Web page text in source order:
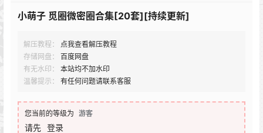
小萌子 觅圈微密圈合集[20套][持续更新]
解压教程：
点我查看解压教程
存储网盘：
百度网盘
有无水印：
本站均不加水印
温馨提示：
有任何问题请联系客服
您当前的等级为 游客
请先 登录